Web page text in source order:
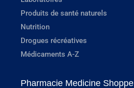
Produits de santé naturels
Nutrition
Drogues récréatives
Médicaments A-Z
Pharmacie Medicine Shoppe